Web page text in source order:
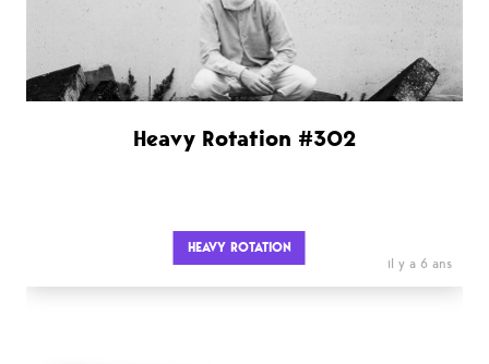
Heavy Rotation #302
HEAVY ROTATION
il y a 6 ans